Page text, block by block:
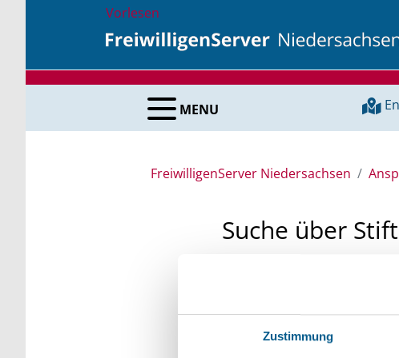
Zustimmung
Vorlesen
MENU
FreiwilligenServer Niedersachsen
Suche über
Sie suchen finanzielle
Kleinschreibung beachten.